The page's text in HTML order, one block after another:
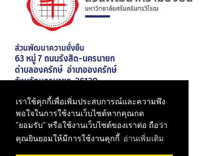
เราใช้คุกกี้เพื่อเพิ่มประสบการณ์และความพึง
พอใจในการใช้งานเว็บไซต์หากคุณกด
"ยอมรับ" หรือใช้งานเว็บไซต์ของเราต่อ ถือว่า
คุณยินยอมให้มีการใช้งานคุกกี้ อ่านเพิ่มเติม
ส่วนพัฒนาความยั่งยืน
63 หมู่ 7 ถนนรังสิต-นครนายก
ตำบลองครักษ์ อำเภอองครักษ์
จังหวัดนครนายก 26120
เบอร์โทรศัพท์ 02-649-5000 ต่อ 21026
มหาวิทยาลัยศรีนครินทรวิโรฒ
สำนักงานอธิการบดี